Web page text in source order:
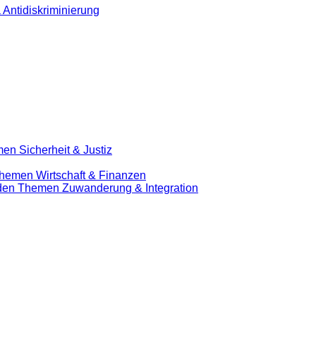
Antidiskriminierung
Sicherheit & Justiz
Wirtschaft & Finanzen
Themen Zuwanderung & Integration